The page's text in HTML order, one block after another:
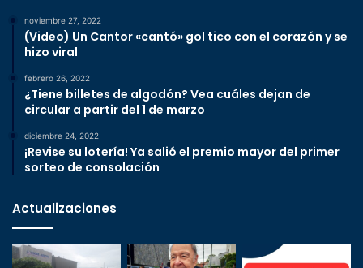
noviembre 27, 2022
(Video) Un Cantor «cantó» gol tico con el corazón y se
hizo viral
febrero 26, 2022
¿Tiene billetes de algodón? Vea cuáles dejan de
circular a partir del 1 de marzo
diciembre 24, 2022
¡Revise su lotería! Ya salió el premio mayor del primer
sorteo de consolación
Actualizaciones